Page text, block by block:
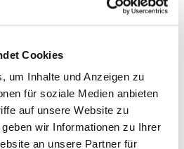
Cookies
um Inhalte und Anzeigen zu
für soziale Medien anbieten
auf unsere Website zu
wir Informationen zu Ihrer
an unsere Partner für